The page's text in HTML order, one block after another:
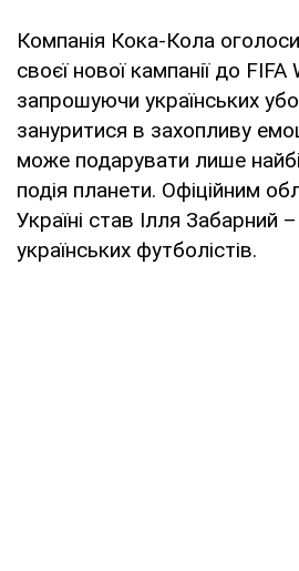
Компанія Кока-Кола
своєї нової кампанії до FIFA
запрошуючи українських
зануритися в захопливу
може подарувати лише
подія планети. Офіційним
Україні став Ілля Забарний
українських футболістів.